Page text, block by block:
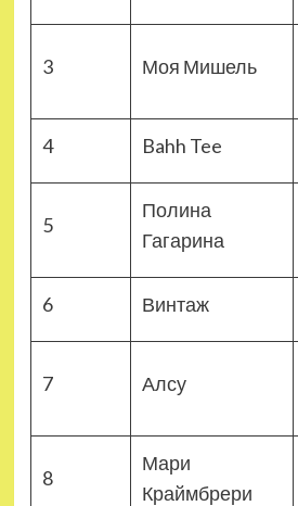
3 Моя Мишель
4 Bahh Tee
5
Полина
Гагарина
6 Винтаж
7 Алсу
8
Мари
Краймбрери